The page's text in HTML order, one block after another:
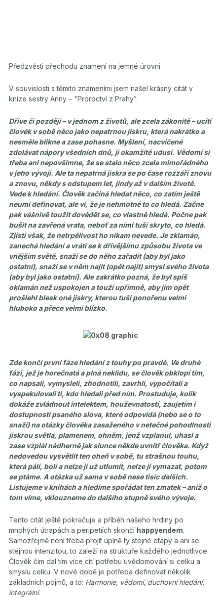
Předzvěsti přechodu znamení na jemné úrovni
V souvislosti s těmito znameními jsem našel krásný citát v
knize sestry Anny – "Proroctví z Prahy":
Dříve či později – v jednom z životů, ale zcela zákonitě – ucítí
člověk v sobě něco jako nepatrnou jiskru, která nakrátko a
nesměle blikne a zase pohasne. Myšlení, nacvičené
zdolávat nápory všedních dnů, ji okamžitě udusí. Vědomí si
třeba ani nepovšimne, že se stalo něco zcela mimořádného
v jeho vývoji. Ale ta nepatrná jiskra se po čase rozzáří znovu
a znovu, někdy s odstupem let, jindy až v dalším životě.
Vede k hledání. Člověk začíná hledat něco, co zatím ještě
neumí definovat, ale ví, že je nehmotné to co hledá. Začne
pak vášnivě toužit dovědět se, co vlastně hledá. Počne pak
bušit na zavřená vrata, neboť za nimi tuší skryto, co hledá.
Zjistí však, že netrpělivost ho nikam nevede. Je zklamán,
zanechá hledání a vrátí se k dřívějšímu způsobu života ve
vnějším světě, snaží se do něho zařadit (aby byl jako
ostatní), snaží se v něm najít (opět najít) smysl svého života
(aby byl jako ostatní). Ale zakrátko pozná, že byl spíš
oklamán než uspokojen a touží upřímně, aby jím opět
prošlehl blesk oné jiskry, kterou tuší ponořenu velmi
hluboko a přece velmi blízko.
Zde končí první fáze hledání z touhy po pravdě. Ve druhé
fázi, jež je horečnatá a plná neklidu, se člověk obklopí tím,
co napsali, vymysleli, zhodnotili, zavrhli, vypočítali a
vyspekulovali ti, kdo hledali před ním. Prostuduje, kolik
dokáže zvládnout intelektem, houževnatostí, zaujetím i
dostupností psaného slova, které odpovídá (nebo se o to
snaží) na otázky člověka zasaženého v netečné pohodlnosti
jiskrou světla, plamenem, ohněm, jenž vzplanul, uhasl a
zase vzplál nádherně jak slunce někde uvnitř člověka. Když
nedovedou vysvětlit ten oheň v sobě, tu strašnou touhu,
která pálí, bolí a nelze jí už utlumit, nelze ji vymazat, potom
se ptáme. A otázka už sama v sobě nese tisíc dalších.
Listujeme v knihách a hledíme spořádat ten zmatek – aniž o
tom víme, vklouzneme do dalšího stupně svého vývoje.
Tento citát ještě pokračuje a příběh našeho hrdiny po
mnohých útrapách a peripetiích skončí happyendem.
Samozřejmě není třeba projít úplně ty stejné etapy a ani se
stejnou intenzitou, to zaleží na struktuře každého jednotlivce.
Člověk čím dal tím více cítí potřebu uvědomování si celku a
smyslu celku. V nové době je potřeba definovat několik
základních pojmů, a to: Harmonie, vědomí, duchovní hledání,
integrální.